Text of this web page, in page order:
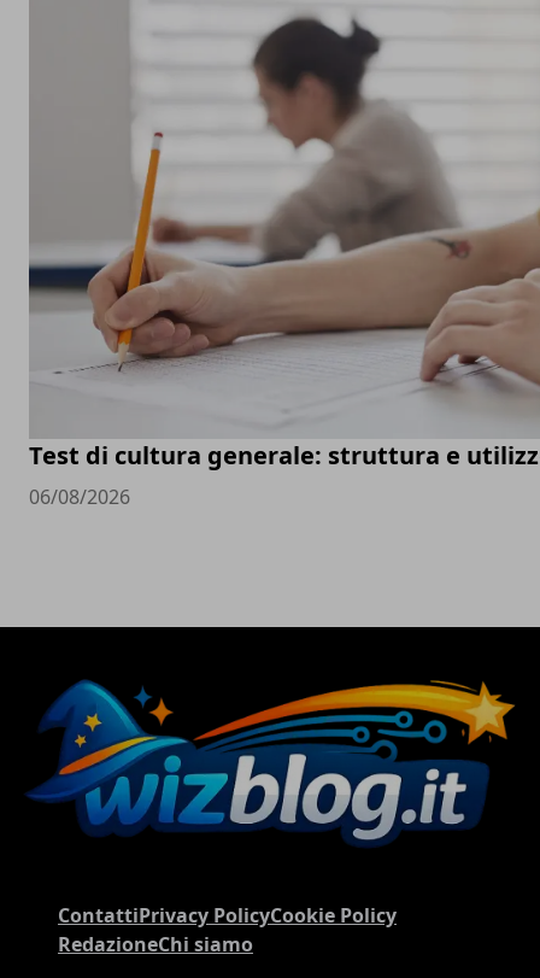
Test di cultura generale: struttura e
06/08/2026
ContattiPrivacy PolicyCookie Policy
RedazioneChi siamo